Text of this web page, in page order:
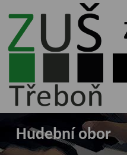
ZUŠ Třeboň -
Základní
umělecká škola
Hudební obor